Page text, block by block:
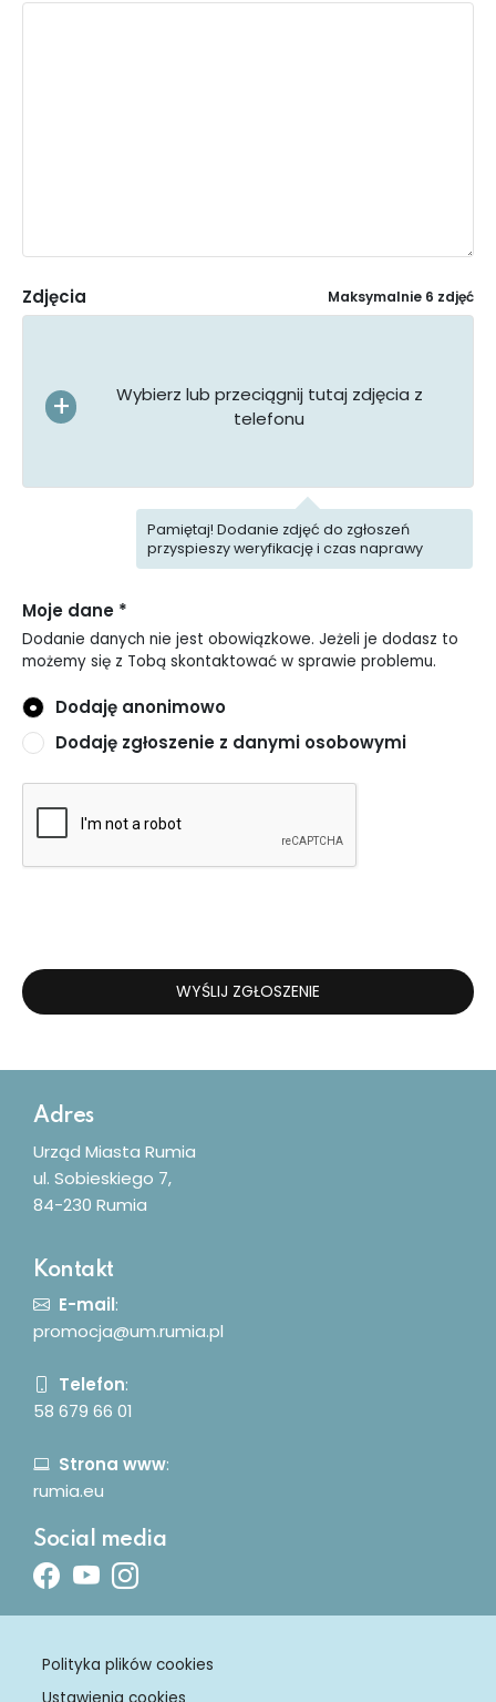
Zdjęcia Maksymalnie 6 zdjęć
Pamiętaj! Dodanie zdjęć do zgłoszeń
przyspieszy weryfikację i czas naprawy
Wybierz lub przeciągnij tutaj zdjęcia z
telefonu
Moje dane *
Dodanie danych nie jest obowiązkowe. Jeżeli je dodasz to
możemy się z Tobą skontaktować w sprawie problemu.
Dodaję anonimowo
Dodaję zgłoszenie z danymi osobowymi
WYŚLIJ ZGŁOSZENIE
Adres
Urząd Miasta Rumia
ul. Sobieskiego 7,
84-230 Rumia
Kontakt
E-mail:
promocja@um.rumia.pl
Telefon:
58 679 66 01
Strona www:
rumia.eu
Social media
FacebookYoutubeInstagram
Polityka plików cookies
Ustawienia cookies